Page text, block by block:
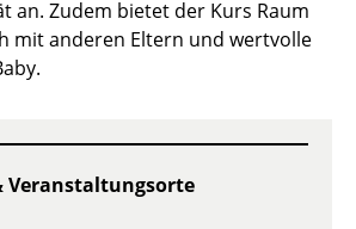
an. Zudem bietet der Kurs Raum
mit anderen Eltern und wertvolle
Veranstaltungsorte